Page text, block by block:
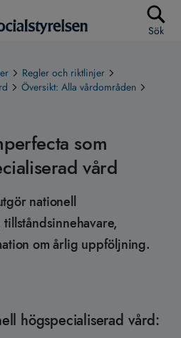
Sök
Regler och riktlinjer
Översikt: Alla vårdområden
som
vård
nationell
om årlig uppföljning.
högspecialiserad vård: